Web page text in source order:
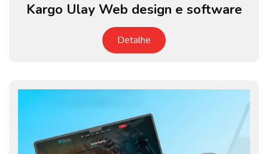
Kargo Ulay Web design e software
Detalhe